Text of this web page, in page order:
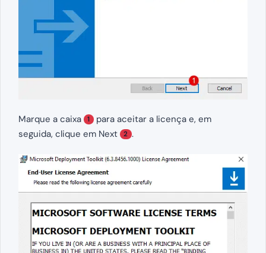
Marque a caixa 1 para aceitar a licença e, em
seguida, clique em Next
2 .